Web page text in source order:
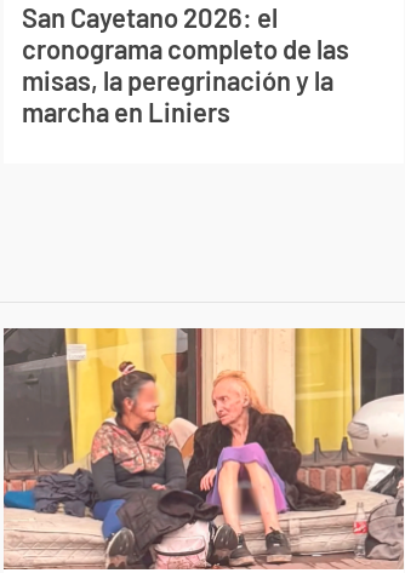
San Cayetano 2026: el
cronograma completo de las
misas, la peregrinación y la
marcha en Liniers